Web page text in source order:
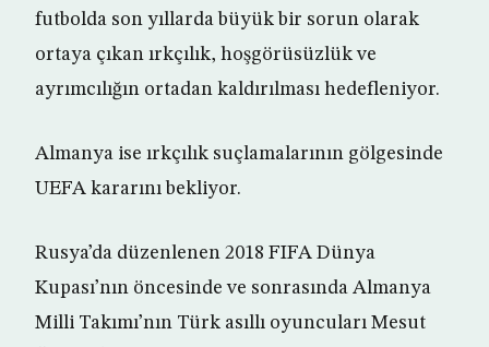
futbolda son yıllarda büyük bir sorun olarak
ortaya çıkan ırkçılık, hoşgörüsüzlük ve
ayrımcılığın ortadan kaldırılması hedefleniyor.
Almanya ise ırkçılık suçlamalarının gölgesinde
UEFA kararını bekliyor.
Rusya’da düzenlenen 2018 FIFA Dünya
Kupası’nın öncesinde ve sonrasında Almanya
Milli Takımı’nın Türk asıllı oyuncuları Mesut